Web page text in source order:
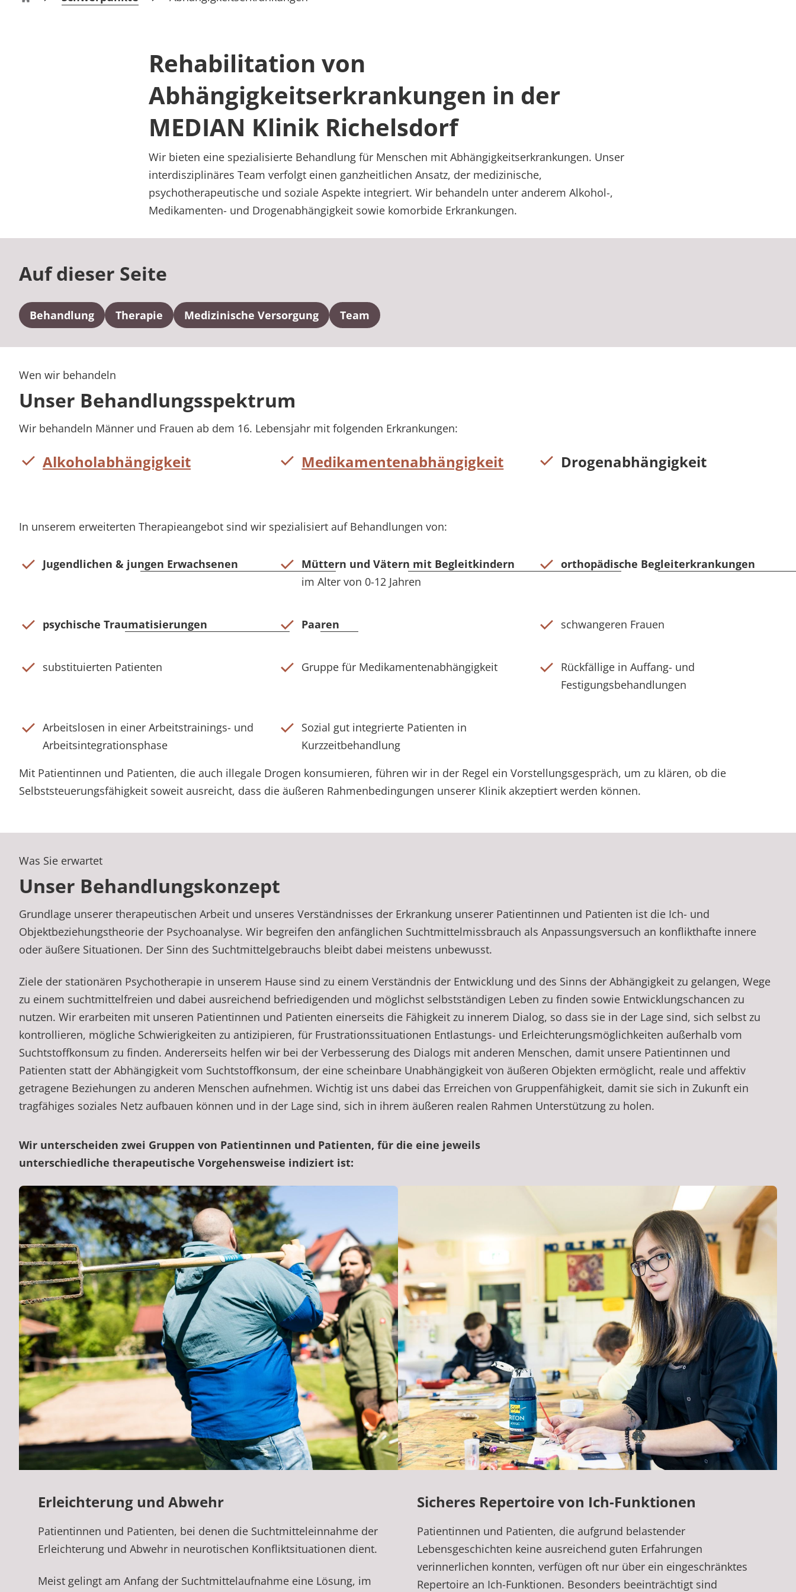
Rheumatologie
Klinik Richelsdorf
Rehabilitation von
Abhängigkeitserkrankungen in der
MEDIAN Klinik Richelsdorf
Wir bieten eine spezialisierte Behandlung für Menschen mit Abhängigkeitserkrankungen. Unser
interdisziplinäres Team verfolgt einen ganzheitlichen Ansatz, der medizinische,
psychotherapeutische und soziale Aspekte integriert. Wir behandeln unter anderem Alkohol-,
Medikamenten- und Drogenabhängigkeit sowie komorbide Erkrankungen.
Auf dieser Seite
Behandlung Therapie Medizinische Versorgung Team
Wen wir behandeln
Unser Behandlungsspektrum
Wir behandeln Männer und Frauen ab dem 16. Lebensjahr mit folgenden Erkrankungen:
Alkoholabhängigkeit Medikamentenabhängigkeit Drogenabhängigkeit
In unserem erweiterten Therapieangebot sind wir spezialisiert auf Behandlungen von:
Jugendlichen & jungen Erwachsenen
Müttern und Vätern mit Begleitkindern
im Alter von 0-12 Jahren
orthopädische Begleiterkrankungen
psychische Traumatisierungen Paaren schwangeren Frauen
substituierten Patienten Gruppe für Medikamentenabhängigkeit
Rückfällige in Auffang- und
Festigungsbehandlungen
Arbeitslosen in einer Arbeitstrainings- und
Arbeitsintegrationsphase
Sozial gut integrierte Patienten in
Kurzzeitbehandlung
Mit Patientinnen und Patienten, die auch illegale Drogen konsumieren, führen wir in der Regel ein Vorstellungsgespräch, um zu klären, ob die
Selbststeuerungsfähigkeit soweit ausreicht, dass die äußeren Rahmenbedingungen unserer Klinik akzeptiert werden können.
Was Sie erwartet
Unser Behandlungskonzept
Grundlage unserer therapeutischen Arbeit und unseres Verständnisses der Erkrankung unserer Patientinnen und Patienten ist die Ich- und
Objektbeziehungstheorie der Psychoanalyse. Wir begreifen den anfänglichen Suchtmittelmissbrauch als Anpassungsversuch an konflikthafte innere
oder äußere Situationen. Der Sinn des Suchtmittelgebrauchs bleibt dabei meistens unbewusst.
Ziele der stationären Psychotherapie in unserem Hause sind zu einem Verständnis der Entwicklung und des Sinns der Abhängigkeit zu gelangen, Wege
zu einem suchtmittelfrei­en und dabei ausreichend befriedigenden und möglichst selbstständigen Leben zu finden sowie Entwicklungschancen zu
nutzen. Wir erarbeiten mit unseren Patientinnen und Patienten einerseits die Fähigkeit zu innerem Dialog, so dass sie in der Lage sind, sich selbst zu
kontrollieren, mögliche Schwierigkeiten zu antizipieren, für Frustrationssituationen Entlastungs- und Erleichterungsmöglichkeiten außer­halb vom
Suchtstoffkonsum zu finden. Andererseits helfen wir bei der Verbesserung des Dialogs mit anderen Menschen, damit unsere Patientinnen und
Patienten statt der Abhängigkeit vom Suchtstoffkonsum, der eine scheinbare Unabhängigkeit von äußeren Objekten ermöglicht, reale und affektiv
getragene Beziehungen zu anderen Menschen aufnehmen. Wichtig ist uns dabei das Erreichen von Gruppenfähigkeit, damit sie sich in Zukunft ein
tragfähiges soziales Netz aufbauen können und in der Lage sind, sich in ihrem äußeren realen Rahmen Unterstützung zu holen.
Wir unterscheiden zwei Gruppen von Patientinnen und Patienten, für die eine jeweils
unterschiedliche therapeutische Vorgehensweise indiziert ist:
Erleichterung und Abwehr
Patientinnen und Patienten, bei denen die Suchtmitteleinnahme der
Erleichterung und Abwehr in neuro­tischen Konfliktsituationen dient.
Meist gelingt am Anfang der Suchtmittelaufnahme eine Lösung, im
Sicheres Repertoire von Ich-Funktionen
Patientinnen und Patienten, die aufgrund belastender
Lebensgeschichten keine ausreichend guten Erfahrungen
verinnerlichen konnten, verfügen oft nur über ein eingeschränktes
Repertoire an Ich-Funktionen. Besonders beeinträchtigt sind